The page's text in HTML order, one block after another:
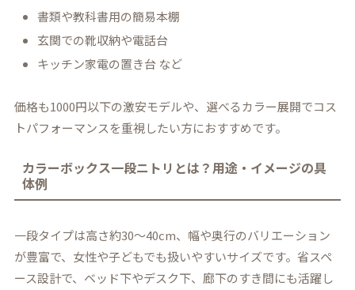
書類や教科書用の簡易本棚
玄関での靴収納や電話台
キッチン家電の置き台 など
価格も1000円以下の激安モデルや、選べるカラー展開でコス
トパフォーマンスを重視したい方におすすめです。
カラーボックス一段ニトリとは？用途・イメージの具
体例
一段タイプは高さ約30〜40cm、幅や奥行のバリエーション
が豊富で、女性や子どもでも扱いやすいサイズです。省スペ
ース設計で、ベッド下やデスク下、廊下のすき間にも活躍し